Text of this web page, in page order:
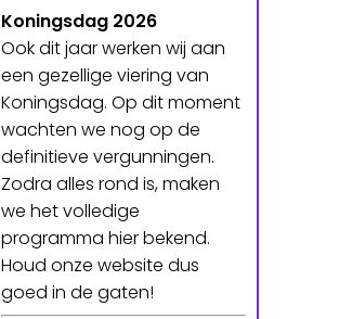
Koningsdag 2026
Ook dit jaar werken wij aan
een gezellige viering van
Koningsdag. Op dit moment
wachten we nog op de
definitieve vergunningen.
Zodra alles rond is, maken
we het volledige
programma hier bekend.
Houd onze website dus
goed in de gaten!